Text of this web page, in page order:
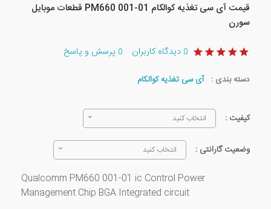
قیمت آی سی تغذیه کوالکام PM660 001-01 قطعات موبایل
سورن
0 دیدگاه کاربران 0 پرسش و پاسخ
دسته بندی : آی سی تغذیه کوالکام
کیفیت : انتخاب کنید
وضعیت گارانتی : انتخاب کنید
Qualcomm PM660 001-01 ic Control Power
Management Chip BGA Integrated circuit